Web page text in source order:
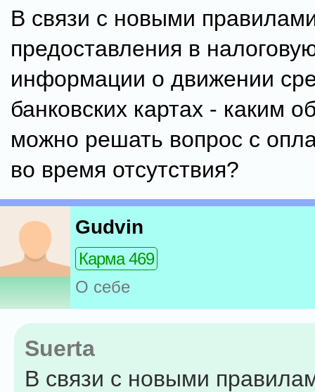
В связи с новыми
предоставления в
информации о движении
банковских картах - каким
можно решать вопрос с
во время отсутствия?
Gudvin
Карма 469
О себе
Suerta
В связи с новыми